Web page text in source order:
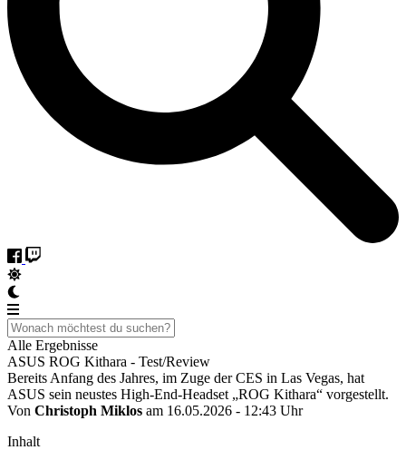
Alle Ergebnisse
ASUS ROG Kithara - Test/Review
Bereits Anfang des Jahres, im Zuge der CES in Las Vegas, hat
ASUS sein neustes High-End-Headset „ROG Kithara“ vorgestellt.
Von Christoph Miklos am 16.05.2026 - 12:43 Uhr
Inhalt